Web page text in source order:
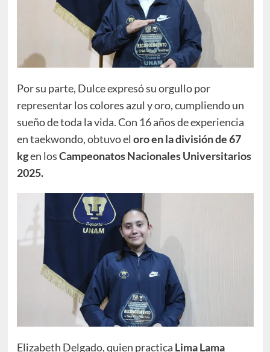
Por su parte, Dulce expresó su orgullo por
representar los colores azul y oro, cumpliendo un
sueño de toda la vida. Con 16 años de experiencia
en taekwondo, obtuvo el oro en la división de 67
kgen losCampeonatos Nacionales Universitarios
2025.
Elizabeth Delgado, quien practica Lima Lama